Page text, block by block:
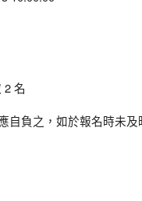
名
自負之，如於報名時未